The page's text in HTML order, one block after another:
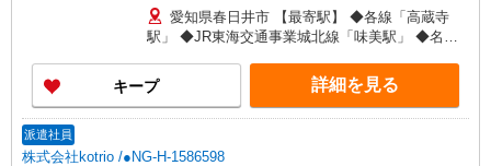
る） ◎月収例 時給1800円×1日8時間×22日（週5
日）＝31万6800円 ◆昇給あり ◆支払い方法 ※日
払い/週払い/月払い対応も可能です。詳しくは面談
時にご相談ください。 ◆交通費：別途全額支給 ※
当社規定あり
愛知県春日井市 【最寄駅】 ◆各線「高蔵寺
駅」 ◆JR東海交通事業城北線「味美駅」 ◆名鉄
ります！
キープ 詳細を見る
派遣社員
株式会社kotrio /●NG-H-1586598